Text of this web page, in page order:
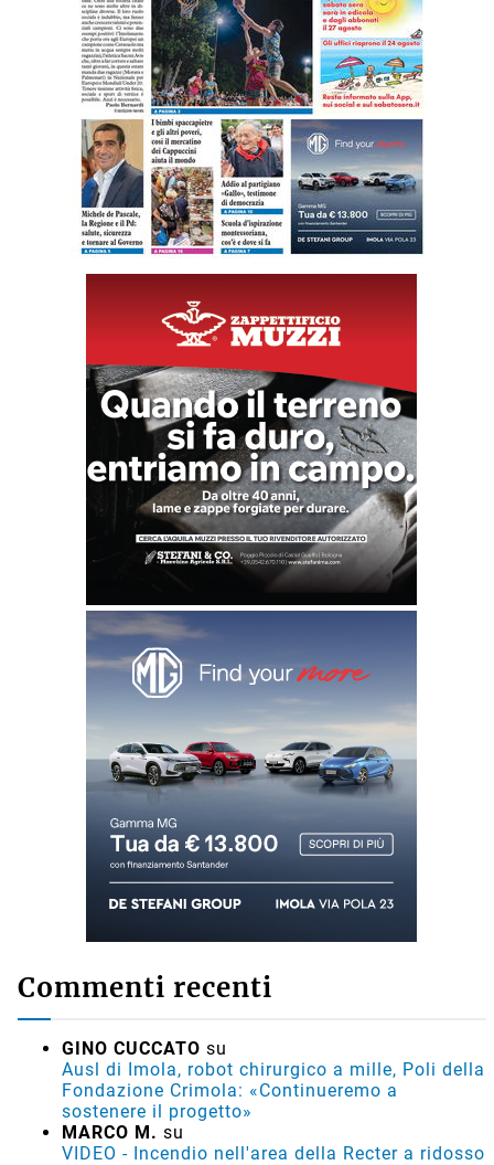
Commenti recenti
GINO CUCCATO su
Ausl di Imola, robot chirurgico a mille, Poli della
Fondazione Crimola: «Continueremo a
sostenere il progetto»
MARCO M. su
VIDEO - Incendio nell'area della Recter a ridosso